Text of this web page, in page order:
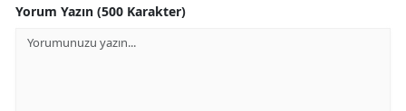
Yorum Yazın (500 Karakter)